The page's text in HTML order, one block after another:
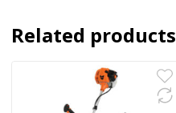
Related products